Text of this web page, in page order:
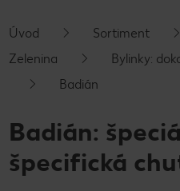
Vyskakovací bočný panel
Úvod Sortiment
Zelenina
Bylinky:
Badián
Badián:
špecifická